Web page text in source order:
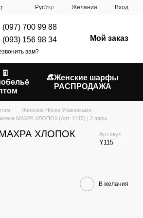
РусУкр Желания Вход
(097) 700 99 88
(093) 156 98 34
вам?
Мой заказ
👖
👒Женские шарфы
РАСПРОДАЖА
Женские Носки Упаковками
МАХРА ХЛОПОК (Арт. Y115) | 2 пары
МАХРА ХЛОПОК
Артикул
Y115
В желания